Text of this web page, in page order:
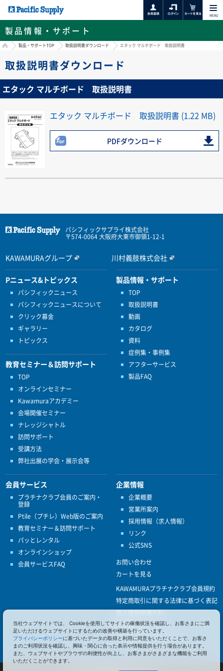
MENU
製品情報・サポート
HOME製品・サポートTOP 取扱説明書ダウンロード エタック マルチボード 取扱説明書
取扱説明書ダウンロード
エタック マルチボード 取扱説明書
エタック マルチボード 取扱説明書 (1.22 MB)
PDFダウンロード
パシフィックサプライ株式会社
〒574-0064 大阪府大東市御領1-12-1
KAWAMURAグループ 川村義肢株式会社
Pニュース&トピックス
パシフィックニュース
パシフィックニュースについて
クリック募金
ギャラリー
トピックス
教育セミナー＆訪問サポート
TOP
オンラインセミナー
Kawamuraアカデミー
会場開催セミナー
ナレッジシャトル
訪問サポート
受講方法
弊社出展の学会・展示会等
製品情報・サポート
TOP
取扱説明書
動画
カタログ
資料
症例集・事例集
アフターサービス
製品FAQ
会員サービス
プラチナクラブ会員のご案内・
登録
Ptile（プチレ）Web版のご案内
教育セミナー＆訪問サポート
パッとレンタル
オンラインショップ
会員サービスFAQ
企業情報
企業概要
営業所案内
採用情報（求人情報）
リンク
公式SNS
お問い合わせ
カートを見る
KAWAMURAプラチナクラブ会員規約
特定商取引に関する法律に基づく表記
個人情報保護方針
ISO9001
健康経営優良法人認定
当社ウェブサイトでは、 Cookieを使用してサイトの稼働状況を確認し、お客さまにご満
足いただけるウェブサイトにするための改善や構築を行っています。
プライバシーポリシーに基づいたデータの取得と利用に同意をいただくことで、お客さ
まのご利用状況を確認し、興味・関心に合った表示や情報提供を行う場合があります。
また、ウェブサイトやブラウザの利便性が向上し、お客さまがさまざまな機能をご利用
いただくことができます。